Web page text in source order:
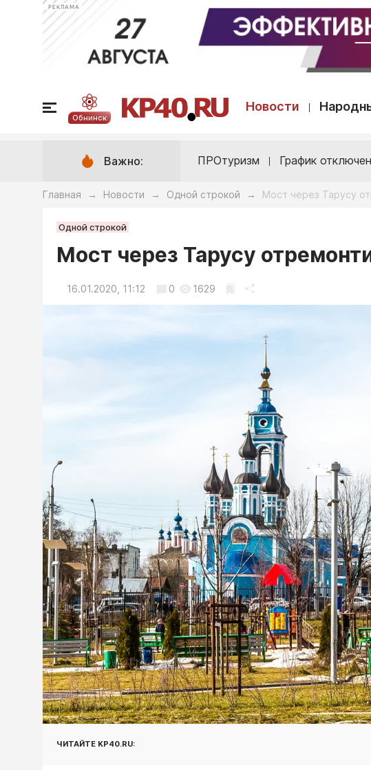
РЕКЛАМА
Обнинск
Новости
Важно: ПРОтуризм График
Главная → Новости → Одной строкой → Мост через Тарусу
Одной строкой
Мост через Тарусу
16.01.2020, 11:12 0 1629
ЧИТАЙТЕ KP40.RU: